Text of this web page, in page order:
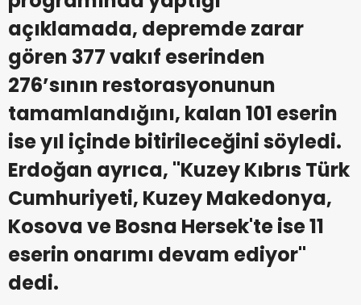
açıklamada, depremde zarar
gören 377 vakıf eserinden
276’sının restorasyonunun
tamamlandığını, kalan 101 eserin
ise yıl içinde bitirileceğini söyledi.
Erdoğan ayrıca, "Kuzey Kıbrıs Türk
Cumhuriyeti, Kuzey Makedonya,
Kosova ve Bosna Hersek'te ise 11
eserin onarımı devam ediyor"
dedi.